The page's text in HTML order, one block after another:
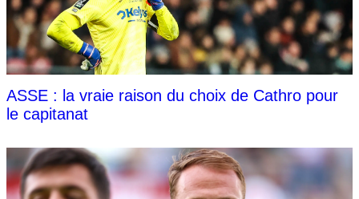
ASSE : la vraie raison du choix de Cathro pour
le capitanat